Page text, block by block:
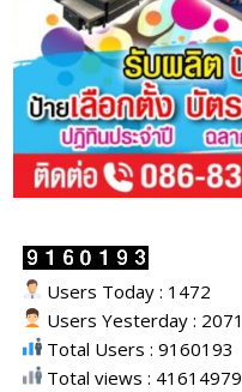
Users Today : 1472
Users Yesterday : 2071
Total Users : 9160193
Total views : 41614979